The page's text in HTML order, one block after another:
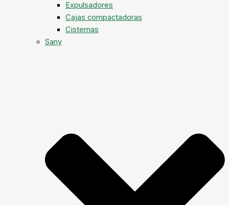
Expulsadores
Cajas compactadoras
Cisternas
Sany